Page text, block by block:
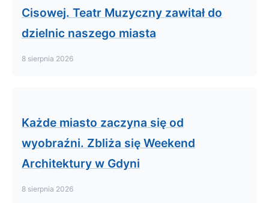
Cisowej. Teatr Muzyczny zawitał do
dzielnic naszego miasta
8 sierpnia 2026
Każde miasto zaczyna się od
wyobraźni. Zbliża się Weekend
Architektury w Gdyni
8 sierpnia 2026